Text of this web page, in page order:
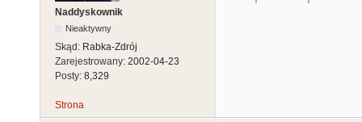
Naddyskownik
Nieaktywny
Skąd: Rabka-Zdrój
Zarejestrowany: 2002-04-23
Posty: 8,329
Strona